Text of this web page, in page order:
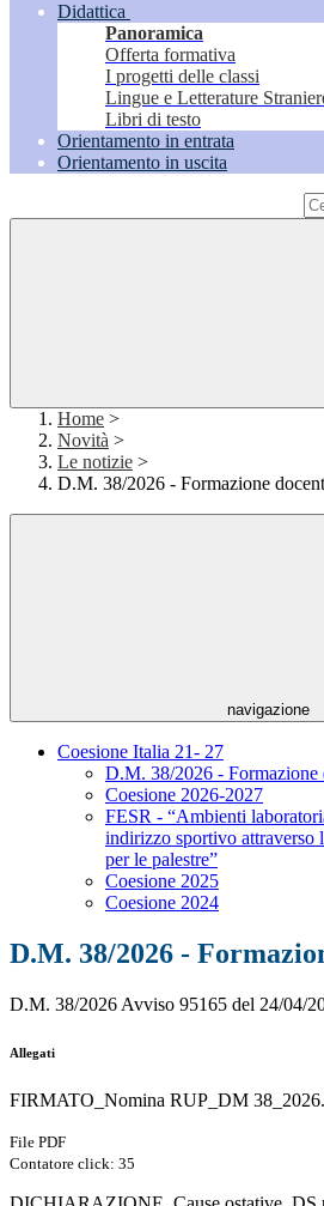
Didattica
Panoramica
Offerta formativa
I progetti delle classi
Lingue e Letterature
Libri di testo
Orientamento in entrata
Orientamento in uscita
Home >
Novità >
Le notizie >
D.M. 38/2026 - Formazione
navigazione
Coesione Italia 21- 27
D.M. 38/2026 - Formazione
Coesione 2026-2027
FESR - “Ambienti
indirizzo sportivo attraverso
per le palestre”
Coesione 2025
Coesione 2024
D.M. 38/2026 -
D.M. 38/2026 Avviso 95165 del 24/04/
Allegati
FIRMATO_Nomina RUP_DM
File PDF
Contatore click: 35